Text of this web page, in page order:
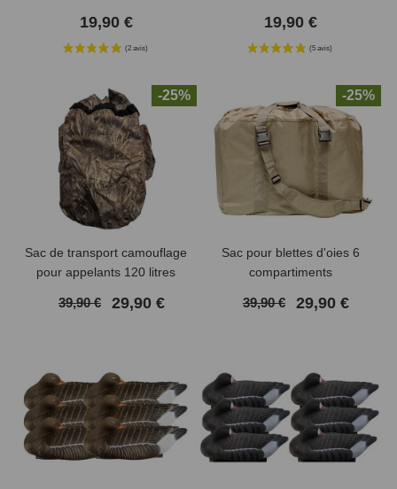
(6 avis)
19,90 € 19,90 €
-25%
Sac de transport camouflage
pour appelants 120 litres
39,90 € 29,90 €
-25%
Sac pour blettes d'oies 6
compartiments
39,90 € 29,90 €